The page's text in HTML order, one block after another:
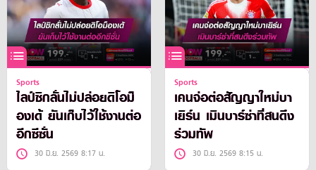
Sports
ไลป์ซิกลั่นไม่ปล่อยดิโอม็
องเด้ ยันเก็บไว้ใช้งานต่อ
อีกซีซั่น
30 มิ.ย. 2569 8:17 น.
Sports
เคนจ่อต่อสัญญาใหม่บา
เยิร์น เมินบาร์ซ่าที่สนดึง
ร่วมทัพ
30 มิ.ย. 2569 8:15 น.